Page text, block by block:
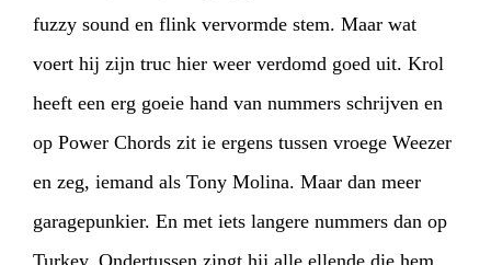
fuzzy sound en flink vervormde stem. Maar wat
voert hij zijn truc hier weer verdomd goed uit. Krol
heeft een erg goeie hand van nummers schrijven en
op Power Chords zit ie ergens tussen vroege Weezer
en zeg, iemand als Tony Molina. Maar dan meer
garagepunkier. En met iets langere nummers dan op
Turkey. Ondertussen zingt hij alle ellende die hem